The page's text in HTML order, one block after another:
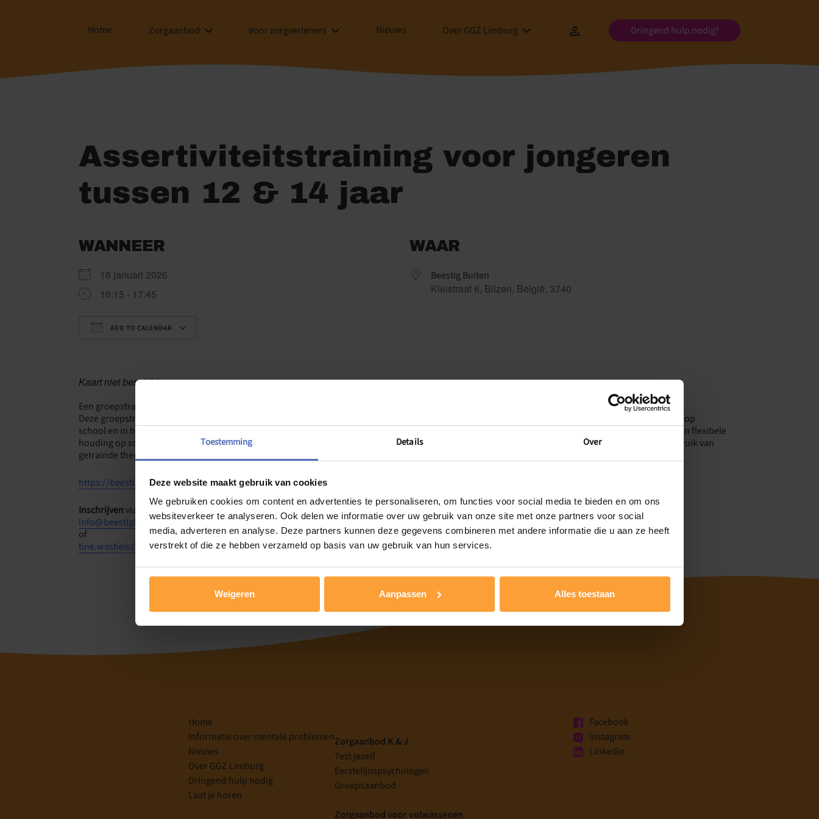
Toestemming Details Over
Deze website maakt gebruik van cookies
We gebruiken cookies om content en advertenties te personaliseren, om functies voor social media te bieden en om ons
websiteverkeer te analyseren. Ook delen we informatie over uw gebruik van onze site met onze partners voor social
media, adverteren en analyse. Deze partners kunnen deze gegevens combineren met andere informatie die u aan ze heeft
verstrekt of die ze hebben verzameld op basis van uw gebruik van hun services.
Weigeren Aanpassen Alles toestaan
Home Zorgaanbod Voor zorgverleners Nieuws Over GGZ Limburg Dringend hulp nodig?
Assertiviteitstraining voor jongeren
tussen 12 & 14 jaar
WANNEER
16 januari 2026
16:15 - 17:45
ADD TO CALENDAR
WAAR
Beestig Buiten
Kleistraat 6, Bilzen, België, 3740
Kaart niet beschikbaar
Een groepstraining rond assertiviteit voor jongeren tussen 12 & 14 jaar, in samenwerking met Tine Wastiels.
Deze groepstraining is gericht op jongeren binnen de eerste graad van het middelbaar onderwijs. Jongeren staan immers voor heel wat uitdagingen op
school en in hun vrije tijd, zeker op sociaal vlak. Deze training maakt jongeren positief weerbaar. We helpen hen bij het ontwikkelen van een stevige én flexibele
houding op school, op straat en in sociale media. Naast interactieve werkvormen – waarbij de focus ligt op het ervaren in groep – maken we ook gebruik van
getrainde therapiepony’s.
https://beestigbuiten.be/groepstrainingen/
Inschrijvenvia:
info@beestigbuiten.be
of
tine.wastiels@vonkconsult.be
Home
Informatie over mentale problemen
Nieuws
Over GGZ Limburg
Dringend hulp nodig
Laat je horen
Zorgaanbod K & J
Test jezelf
Eerstelijnspsychologen
Groepsaanbod
Zorgaanbod voor volwassenen
Facebook
Instagram
Linkedin